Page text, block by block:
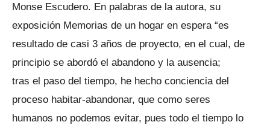
Monse Escudero. En palabras de la autora, su
exposición Memorias de un hogar en espera “es
resultado de casi 3 años de proyecto, en el cual, de
principio se abordó el abandono y la ausencia;
tras el paso del tiempo, he hecho conciencia del
proceso habitar-abandonar, que como seres
humanos no podemos evitar, pues todo el tiempo lo